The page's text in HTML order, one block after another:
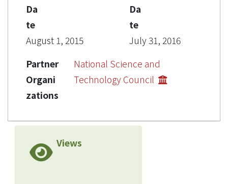
Da
te
August 1, 2015
Da
te
July 31, 2016
Partner
Organi
zations
National Science and
Technology Council
Views